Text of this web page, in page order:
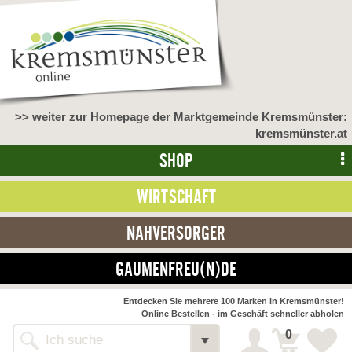
>> weiter zur Homepage der Marktgemeinde Kremsmünster:
kremsmünster.at
SHOP
WIRTSCHAFT
NAHVERSORGER
GAUMENFREU(N)DE
Alle Webseiten
Entdecken Sie mehrere 100 Marken in Kremsmünster!
Online Bestellen - im Geschäft schneller abholen
0
NAHVERSORGER
>> Bauernmarkt << Detail